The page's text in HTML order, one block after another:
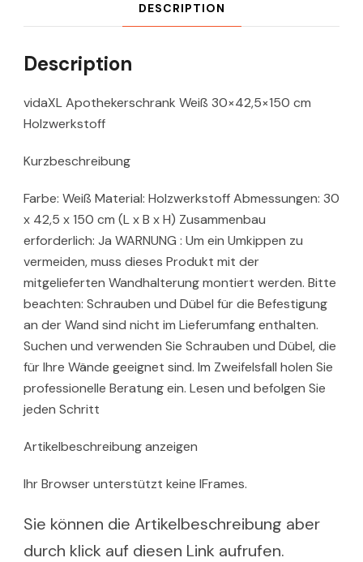
DESCRIPTION
Description
vidaXL Apothekerschrank Weiß 30×42,5×150 cm
Holzwerkstoff
Kurzbeschreibung
Farbe: Weiß Material: Holzwerkstoff Abmessungen: 30
x 42,5 x 150 cm (L x B x H) Zusammenbau
erforderlich: Ja WARNUNG : Um ein Umkippen zu
vermeiden, muss dieses Produkt mit der
mitgelieferten Wandhalterung montiert werden. Bitte
beachten: Schrauben und Dübel für die Befestigung
an der Wand sind nicht im Lieferumfang enthalten.
Suchen und verwenden Sie Schrauben und Dübel, die
für Ihre Wände geeignet sind. Im Zweifelsfall holen Sie
professionelle Beratung ein. Lesen und befolgen Sie
jeden Schritt
Artikelbeschreibung anzeigen
Ihr Browser unterstützt keine IFrames.
Sie können die Artikelbeschreibung aber
durch klick auf diesen Link aufrufen.